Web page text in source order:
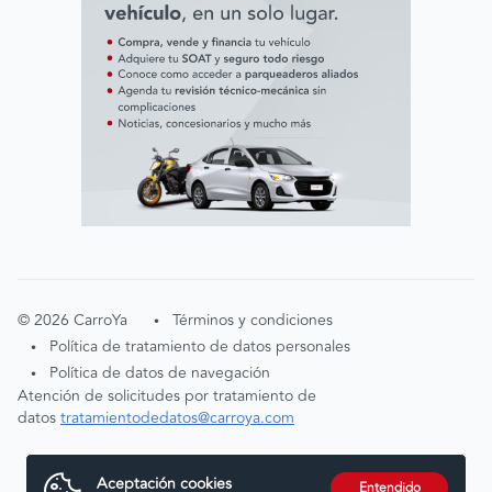
©2026 CarroYa • Términos y condiciones
• Política de tratamiento de datos personales
•
Política de datos de navegación
Atención de solicitudes por tratamiento de
datostratamientodedatos@carroya.com
Aceptación cookies